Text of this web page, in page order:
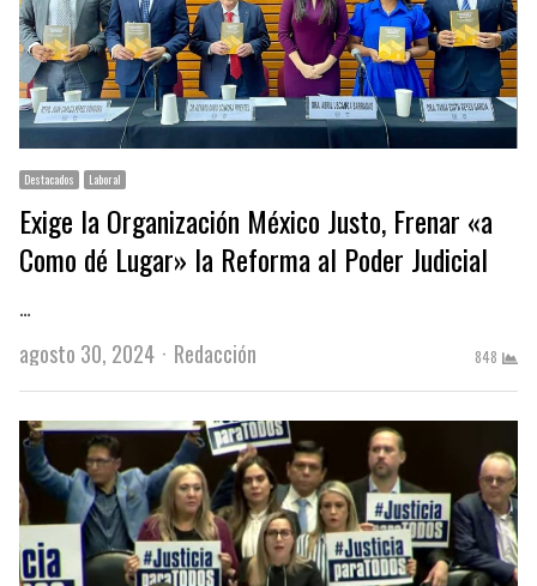
Destacados Laboral
Exige la Organización México Justo, Frenar «a
Como dé Lugar» la Reforma al Poder Judicial
…
agosto 30, 2024
Author
Redacción 848